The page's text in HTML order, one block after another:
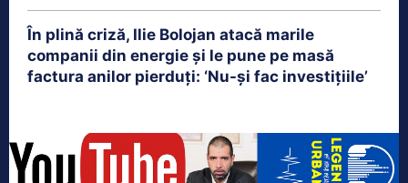
În plină criză, Ilie Bolojan atacă marile
companii din energie și le pune pe masă
factura anilor pierduți: ‘Nu-și fac investițiile’